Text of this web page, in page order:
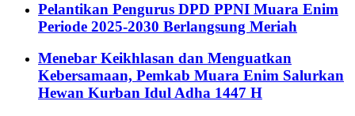
Pelantikan Pengurus DPD PPNI Muara Enim
Periode 2025-2030 Berlangsung Meriah
Menebar Keikhlasan dan Menguatkan
Kebersamaan, Pemkab Muara Enim Salurkan
Hewan Kurban Idul Adha 1447 H